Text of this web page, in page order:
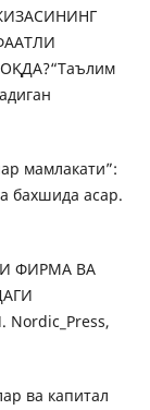
мамлакати”:
бахшида асар.
ФИРМА ВА
ва капитал